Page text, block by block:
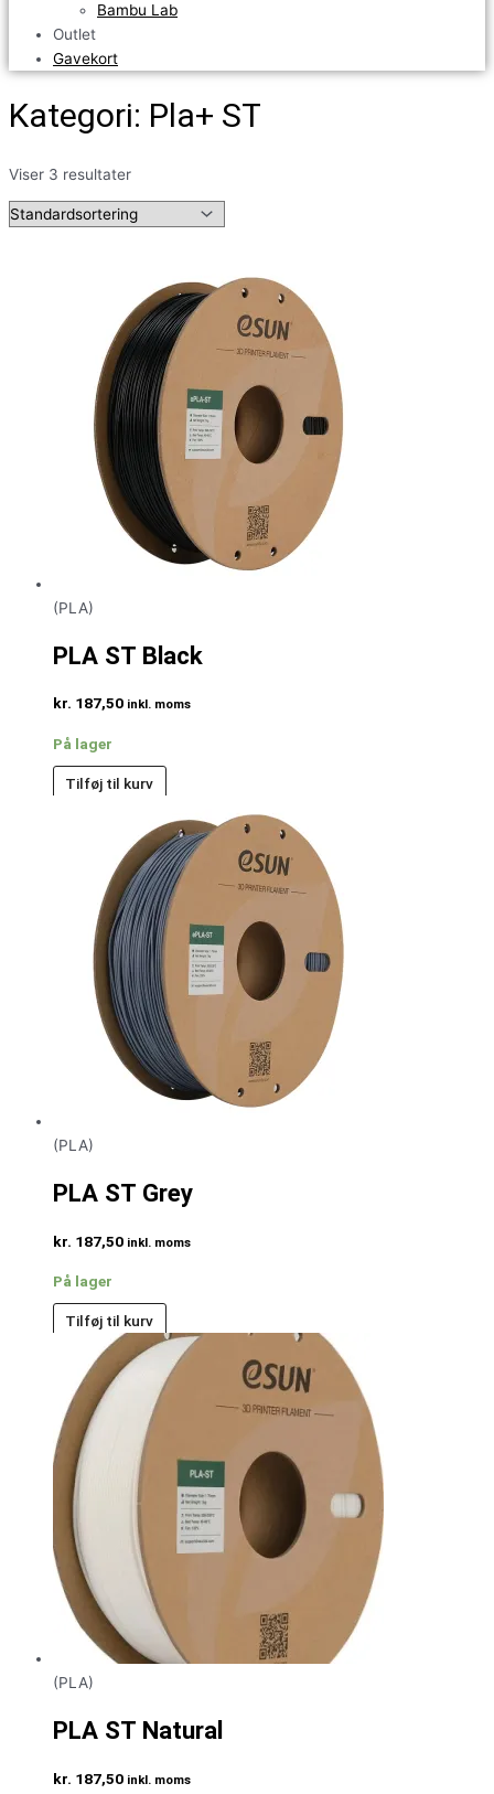
Bambu Lab
Outlet
Gavekort
Kategori: Pla+ ST
Viser 3 resultater
(PLA)
PLA ST Black
kr. 187,50 inkl. moms
På lager
Tilføj til kurv
(PLA)
PLA ST Grey
kr. 187,50 inkl. moms
På lager
Tilføj til kurv
(PLA)
PLA ST Natural
kr. 187,50 inkl. moms